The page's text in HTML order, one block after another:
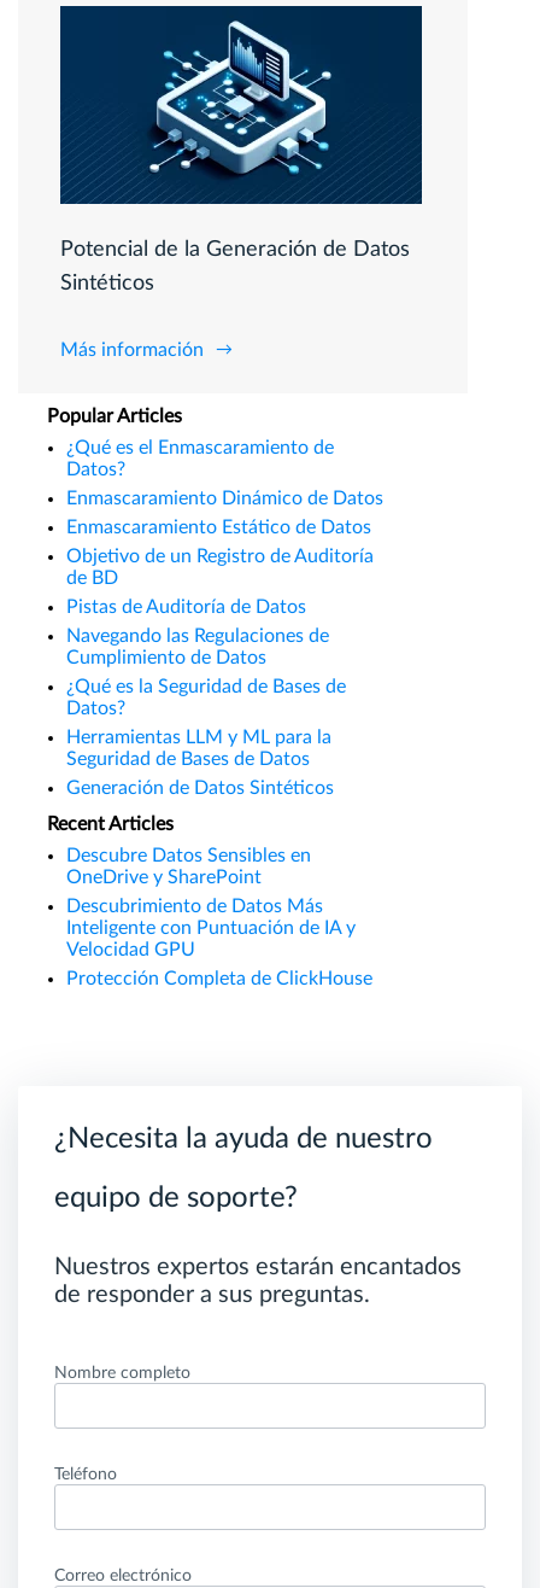
Potencial de la Generación de Datos
Sintéticos
Más información
Popular Articles
¿Qué es el Enmascaramiento de
Datos?
Enmascaramiento Dinámico de Datos
Enmascaramiento Estático de Datos
Objetivo de un Registro de Auditoría
de BD
Pistas de Auditoría de Datos
Navegando las Regulaciones de
Cumplimiento de Datos
¿Qué es la Seguridad de Bases de
Datos?
Herramientas LLM y ML para la
Seguridad de Bases de Datos
Generación de Datos Sintéticos
Recent Articles
Descubre Datos Sensibles en
OneDrive y SharePoint
Descubrimiento de Datos Más
Inteligente con Puntuación de IA y
Velocidad GPU
Protección Completa de ClickHouse
¿Necesita la ayuda de nuestro
equipo de soporte?
Nuestros expertos estarán encantados
de responder a sus preguntas.
Nombre completo
Teléfono
Correo electrónico